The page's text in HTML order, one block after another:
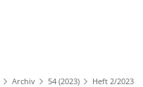
Archiv 54 (2023) Heft 2/2023